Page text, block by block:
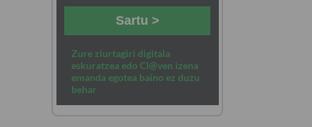
Sartu >
Zure ziurtagiri digitala
eskuratzea edo Cl@ven izena
emanda egotea baino ez duzu
behar